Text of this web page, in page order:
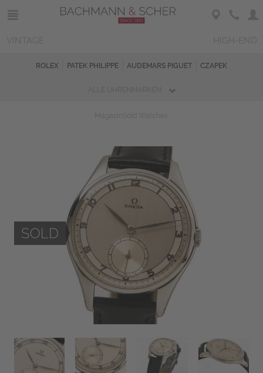
ROLEX PATEK PHILIPPE AUDEMARS PIGUET CZAPEK